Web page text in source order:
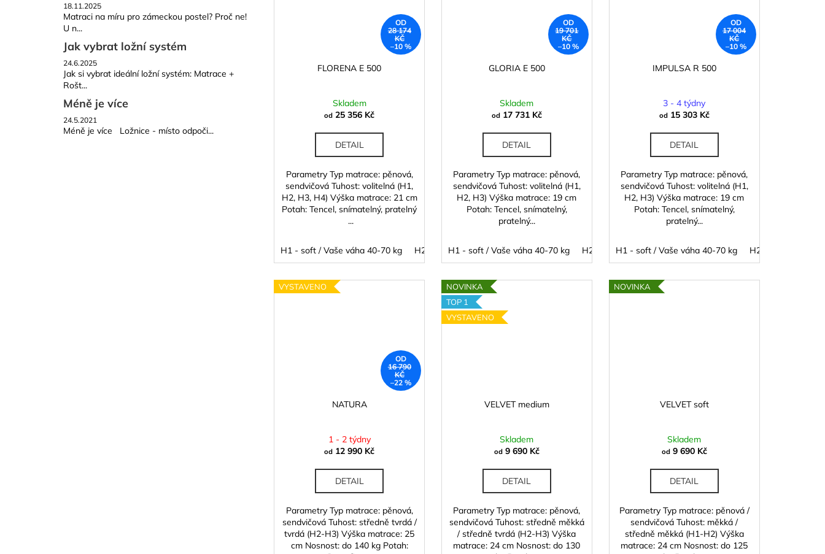
18.11.2025
Matraci na míru pro zámeckou postel? Proč ne!
U n...
Jak vybrat ložní systém
24.6.2025
Jak si vybrat ideální ložní systém: Matrace +
Rošt...
Méně je více
24.5.2021
Méně je více Ložnice - místo odpoči...
OD
28 174
KČ
–10 %
FLORENA E 500
Skladem
od 25 356 Kč
DETAIL
Parametry Typ matrace: pěnová,
sendvičová Tuhost: volitelná (H1,
H2, H3, H4) Výška matrace: 21 cm
Potah: Tencel, snímatelný, pratelný
...
H1 - soft / Vaše váha 40-70 kg H2 - medium / Vaše váha 60 - 100 kg H3 - hard / Vaše váha 90 - 130 kg H4 - extra hard / Vaše
OD
19 701
KČ
–10 %
GLORIA E 500
Skladem
od17 731 Kč
DETAIL
Parametry Typ matrace: pěnová,
sendvičová Tuhost: volitelná (H1,
H2, H3) Výška matrace: 19 cm
Potah: Tencel, snímatelný,
pratelný...
H1 - soft / Vaše váha 40-70 kg H2 - medium / Vaše váha 60 - 100 kg H3 - hard / Vaše
OD
17 004
KČ
–10 %
IMPULSA R 500
3 - 4 týdny
od15 303 Kč
DETAIL
Parametry Typ matrace: pěnová,
sendvičová Tuhost: volitelná (H1,
H2, H3) Výška matrace: 19 cm
Potah: Tencel, snímatelný,
pratelný...
H1 - soft / Vaše váha 40-70 kg H2 - medium /
VYSTAVENO
OD
16 790
KČ
–22 %
NATURA
1 - 2 týdny
od 12 990 Kč
DETAIL
Parametry Typ matrace: pěnová,
sendvičová Tuhost: středně tvrdá /
tvrdá (H2-H3) Výška matrace: 25
cm Nosnost: do 140 kg Potah:
NOVINKA
TOP 1
VYSTAVENO
VELVET medium
Skladem
od9 690 Kč
DETAIL
Parametry Typ matrace: pěnová,
sendvičová Tuhost: středně měkká
/ středně tvrdá (H2-H3) Výška
matrace: 24 cm Nosnost: do 130
NOVINKA
VELVET soft
Skladem
od9 690 Kč
DETAIL
Parametry Typ matrace: pěnová /
sendvičová Tuhost: měkká /
středně měkká (H1-H2) Výška
matrace: 24 cm Nosnost: do 125